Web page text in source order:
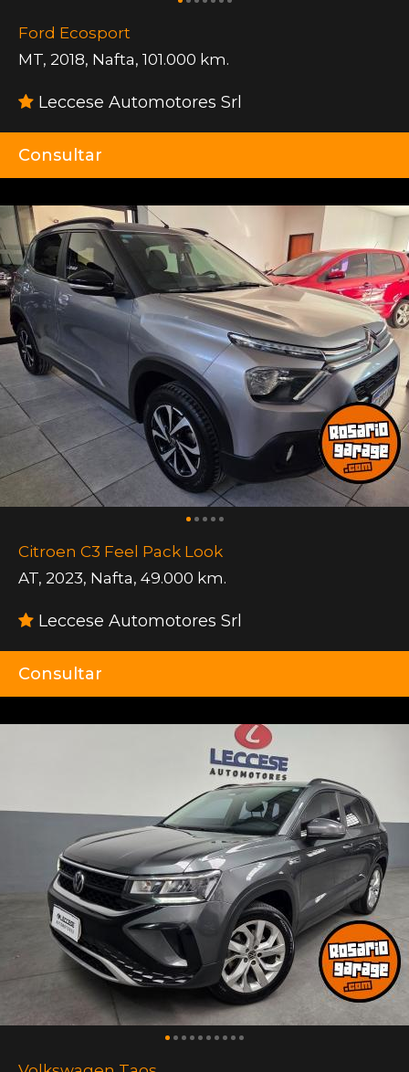
Ford Ecosport
MT, 2018, Nafta, 101.000 km.
Leccese Automotores Srl
Consultar
Citroen C3 Feel Pack Look
AT, 2023, Nafta, 49.000 km.
Leccese Automotores Srl
Consultar